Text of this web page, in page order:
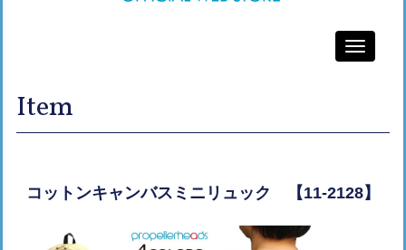
Toggle
Item
コットンキャンバスミニリュック 【11-2128】